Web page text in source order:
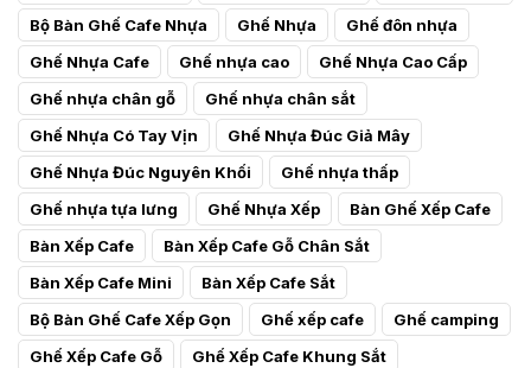
Bộ Bàn Ghế Cafe Nhựa
Ghế Nhựa
Ghế đôn nhựa
Ghế Nhựa Cafe
Ghế nhựa cao
Ghế Nhựa Cao Cấp
Ghế nhựa chân gỗ
Ghế nhựa chân sắt
Ghế Nhựa Có Tay Vịn
Ghế Nhựa Đúc Giả Mây
Ghế Nhựa Đúc Nguyên Khối
Ghế nhựa thấp
Ghế nhựa tựa lưng
Ghế Nhựa Xếp
Bàn Ghế Xếp Cafe
Bàn Xếp Cafe
Bàn Xếp Cafe Gỗ Chân Sắt
Bàn Xếp Cafe Mini
Bàn Xếp Cafe Sắt
Bộ Bàn Ghế Cafe Xếp Gọn
Ghế xếp cafe
Ghế camping
Ghế Xếp Cafe Gỗ
Ghế Xếp Cafe Khung Sắt